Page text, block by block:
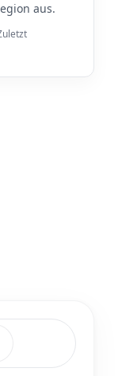
aus.